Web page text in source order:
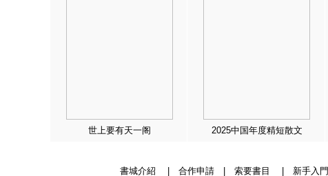
世上要有天一阁 2025中国年度精短散文
書城介紹 合作申請| 索要書目 新手入門